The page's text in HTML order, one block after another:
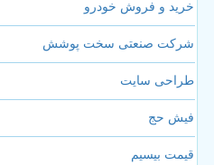
خرید و فروش خودرو
شرکت صنعتی سخت پوشش
طراحی سایت
فیش حج
قیمت بیسیم